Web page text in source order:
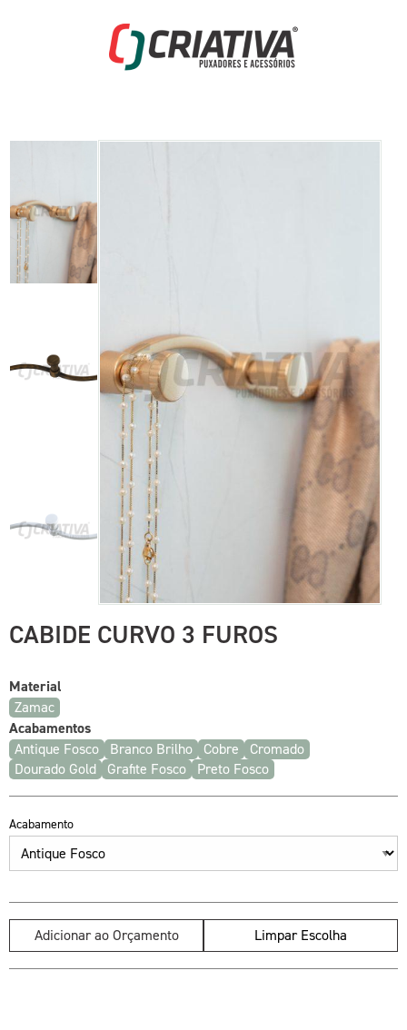
CABIDE CURVO 3 FUROS
Material
Zamac
Acabamentos
Antique Fosco
Branco Brilho Cobre
Cromado
Dourado Gold
Grafite Fosco Preto Fosco
Acabamento
Adicionar ao Orçamento Limpar Escolha